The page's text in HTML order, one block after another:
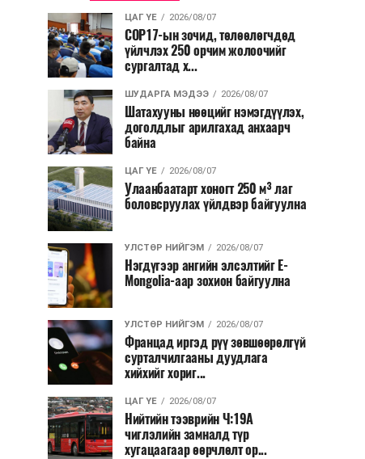
ЦАГ ҮЕ 2026/08/07
COP17-ын зочид, төлөөлөгчдөд
үйлчлэх 250 орчим жолоочийг
сургалтад х...
ШУДАРГА МЭДЭЭ 2026/08/07
Шатахууны нөөцийг нэмэгдүүлэх,
доголдлыг арилгахад анхаарч
байна
ЦАГ ҮЕ 2026/08/07
Улаанбаатарт хоногт 250 м³ лаг
боловсруулах үйлдвэр байгуулна
УЛСТӨР НИЙГЭМ 2026/08/07
Нэгдүгээр ангийн элсэлтийг E-
Mongolia-аар зохион байгуулна
УЛСТӨР НИЙГЭМ 2026/08/07
Францад иргэд рүү зөвшөөрөлгүй
сурталчилгааны дуудлага
хийхийг хориг...
ЦАГ ҮЕ 2026/08/07
Нийтийн тээврийн Ч:19А
чиглэлийн замналд түр
хугацаагаар өөрчлөлт ор...